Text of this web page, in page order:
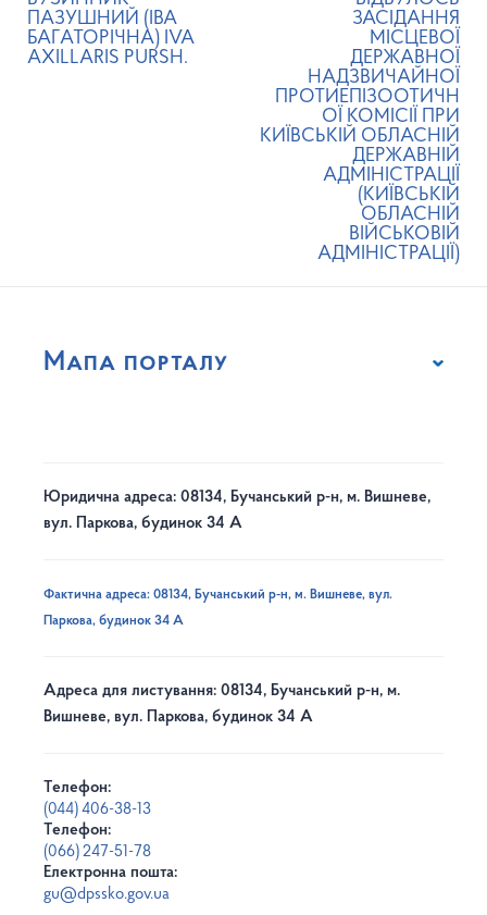
ПАЗУШНИЙ (ІВА
БАГАТОРІЧНА) IVA
AXILLARIS PURSH.
ЗАСІДАННЯ
МІСЦЕВОЇ
ДЕРЖАВНОЇ
НАДЗВИЧАЙНОЇ
ПРОТИЕПІЗООТИЧН
ОЇ КОМІСІЇ ПРИ
КИЇВСЬКІЙ ОБЛАСНІЙ
ДЕРЖАВНІЙ
АДМІНІСТРАЦІЇ
(КИЇВСЬКІЙ
ОБЛАСНІЙ
ВІЙСЬКОВІЙ
АДМІНІСТРАЦІЇ)
Мапа порталу
Юридична адреса: 08134, Бучанський р-н, м. Вишневе,
вул. Паркова, будинок 34 А
Фактична адреса: 08134, Бучанський р-н, м. Вишневе, вул.
Паркова, будинок 34 А
Адреса для листування: 08134, Бучанський р-н, м.
Вишневе, вул. Паркова, будинок 34 А
Телефон:
(044) 406-38-13
Телефон:
(066) 247-51-78
Електронна пошта:
gu@dpssko.gov.ua